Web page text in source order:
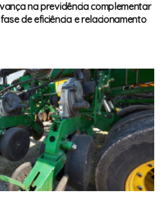
na previdência complementar
de eficiência e relacionamento